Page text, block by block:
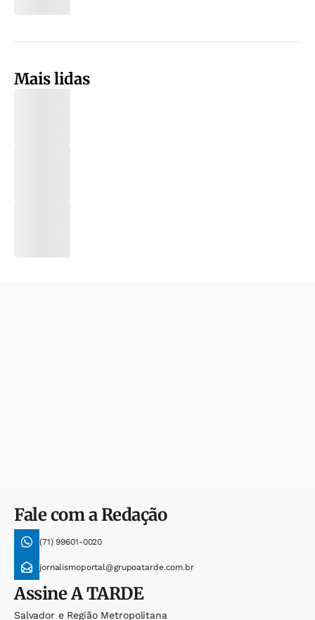
Mais lidas
Fale com a Redação
(71) 99601-0020
jornalismoportal@grupoatarde.com.br
AssineA TARDE
Salvador e Região Metropolitana